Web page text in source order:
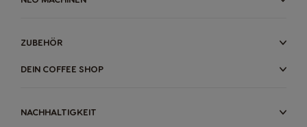
ZUBEHÖR
DEIN COFFEE SHOP
NACHHALTIGKEIT